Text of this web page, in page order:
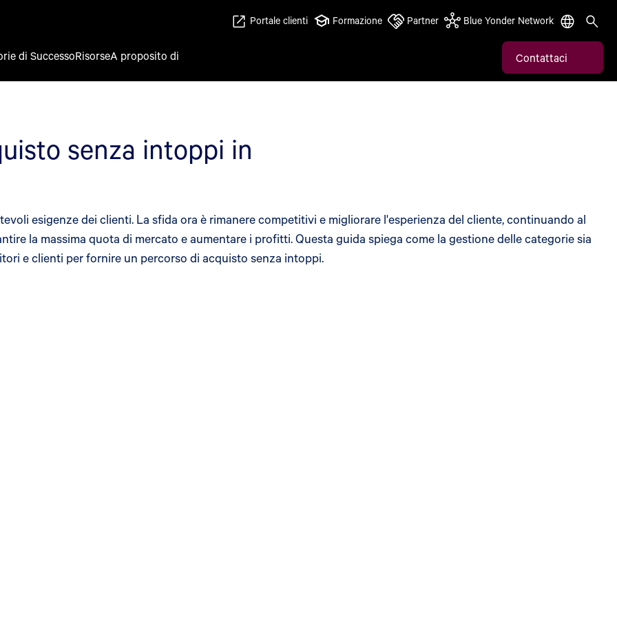
Portale clienti Formazione Partner Blue Yonder Network
di SuccessoRisorseA proposito di Contattaci
senza intoppi in
esigenze dei clienti. La sfida ora è rimanere competitivi e migliorare l'esperienza del cliente, continuando al
la massima quota di mercato e aumentare i profitti. Questa guida spiega come la gestione delle categorie sia
e clienti per fornire un percorso di acquisto senza intoppi.